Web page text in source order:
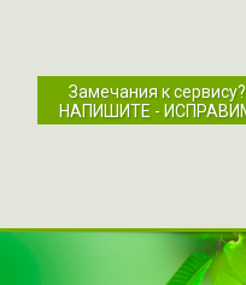
Замечания к сервису?
НАПИШИТЕ -